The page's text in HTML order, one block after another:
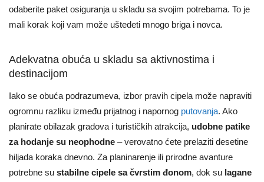
odaberite paket osiguranja u skladu sa svojim potrebama. To je
mali korak koji vam može uštedeti mnogo briga i novca.
Adekvatna obuća u skladu sa aktivnostima i
destinacijom
Iako se obuća podrazumeva, izbor pravih cipela može napraviti
ogromnu razliku između prijatnog i napornog putovanja. Ako
planirate obilazak gradova i turističkih atrakcija, udobne patike
za hodanje su neophodne – verovatno ćete prelaziti desetine
hiljada koraka dnevno. Za planinarenje ili prirodne avanture
potrebne su stabilne cipele sa čvrstim đonom, dok su lagane